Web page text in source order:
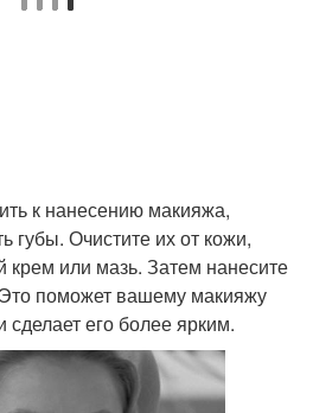
к нанесению макияжа,
губы. Очистите их от кожи,
крем или мазь. Затем нанесите
поможет вашему макияжу
его более ярким.